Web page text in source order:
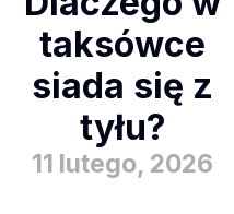
taksówce
siada się z
tyłu?
11 lutego, 2026